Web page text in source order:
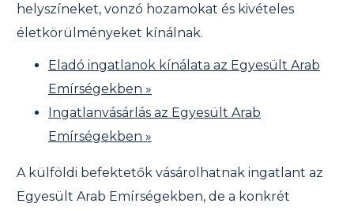
helyszíneket, vonzó hozamokat és kivételes
életkörülményeket kínálnak.
Eladó ingatlanok kínálata az Egyesült Arab
Emírségekben »
Ingatlanvásárlás az Egyesült Arab
Emírségekben »
A külföldi befektetők vásárolhatnak ingatlant az
Egyesült Arab Emírségekben, de a konkrét